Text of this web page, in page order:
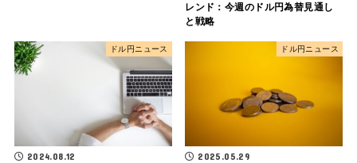
レンド：今週のドル円為替見通し
と戦略
ドル円ニュース
2024.08.12
ドル円ニュース
2025.05.29